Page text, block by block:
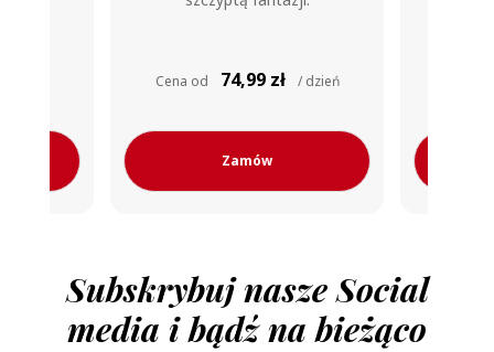
Cena od 80,99 zł / dzień
Zamów
Subskrybuj nasze Social
media i bądź na bieżąco